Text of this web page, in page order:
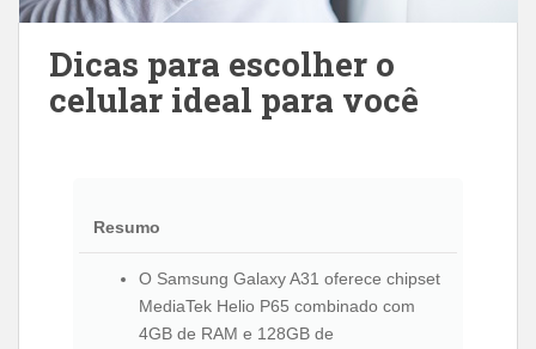
Dicas para escolher o
celular ideal para você
Resumo
O Samsung Galaxy A31 oferece chipset
MediaTek Helio P65 combinado com
4GB de RAM e 128GB de